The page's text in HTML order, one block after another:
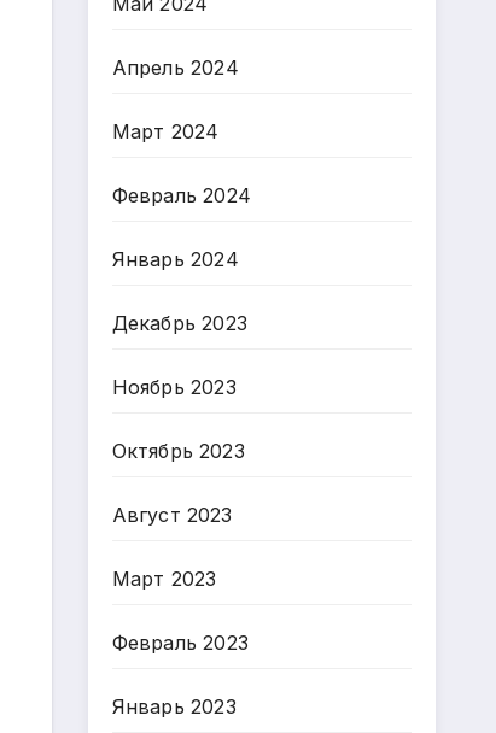
Апрель 2024
Март 2024
Февраль 2024
Январь 2024
Декабрь 2023
Ноябрь 2023
Октябрь 2023
Август 2023
Март 2023
Февраль 2023
Январь 2023